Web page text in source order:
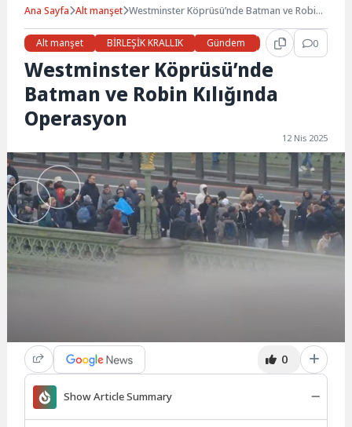
Ana Sayfa Alt manşet Westminster Köprüsü’nde Batman ve Robin
Alt manşet
BİRLEŞİK KRALLIK Gündem Haberler 0
Westminster Köprüsü’nde
Batman ve Robin Kılığında
Operasyon
12 Nis 2025
0
Show Article Summary